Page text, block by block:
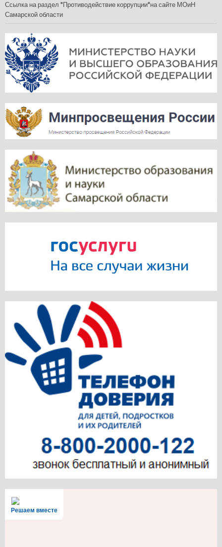
Ссылка на раздел "Противодействие коррупции"на сайте МОиН
Самарской области
Решаем вместе